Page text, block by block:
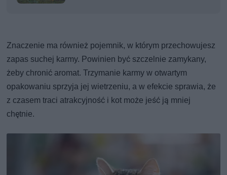
Znaczenie ma również pojemnik, w którym przechowujesz
zapas suchej karmy. Powinien być szczelnie zamykany,
żeby chronić aromat. Trzymanie karmy w otwartym
opakowaniu sprzyja jej wietrzeniu, a w efekcie sprawia, że
z czasem traci atrakcyjność i kot może jeść ją mniej
chętnie.